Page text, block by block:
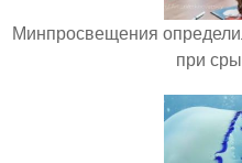
Минпросвещения
при